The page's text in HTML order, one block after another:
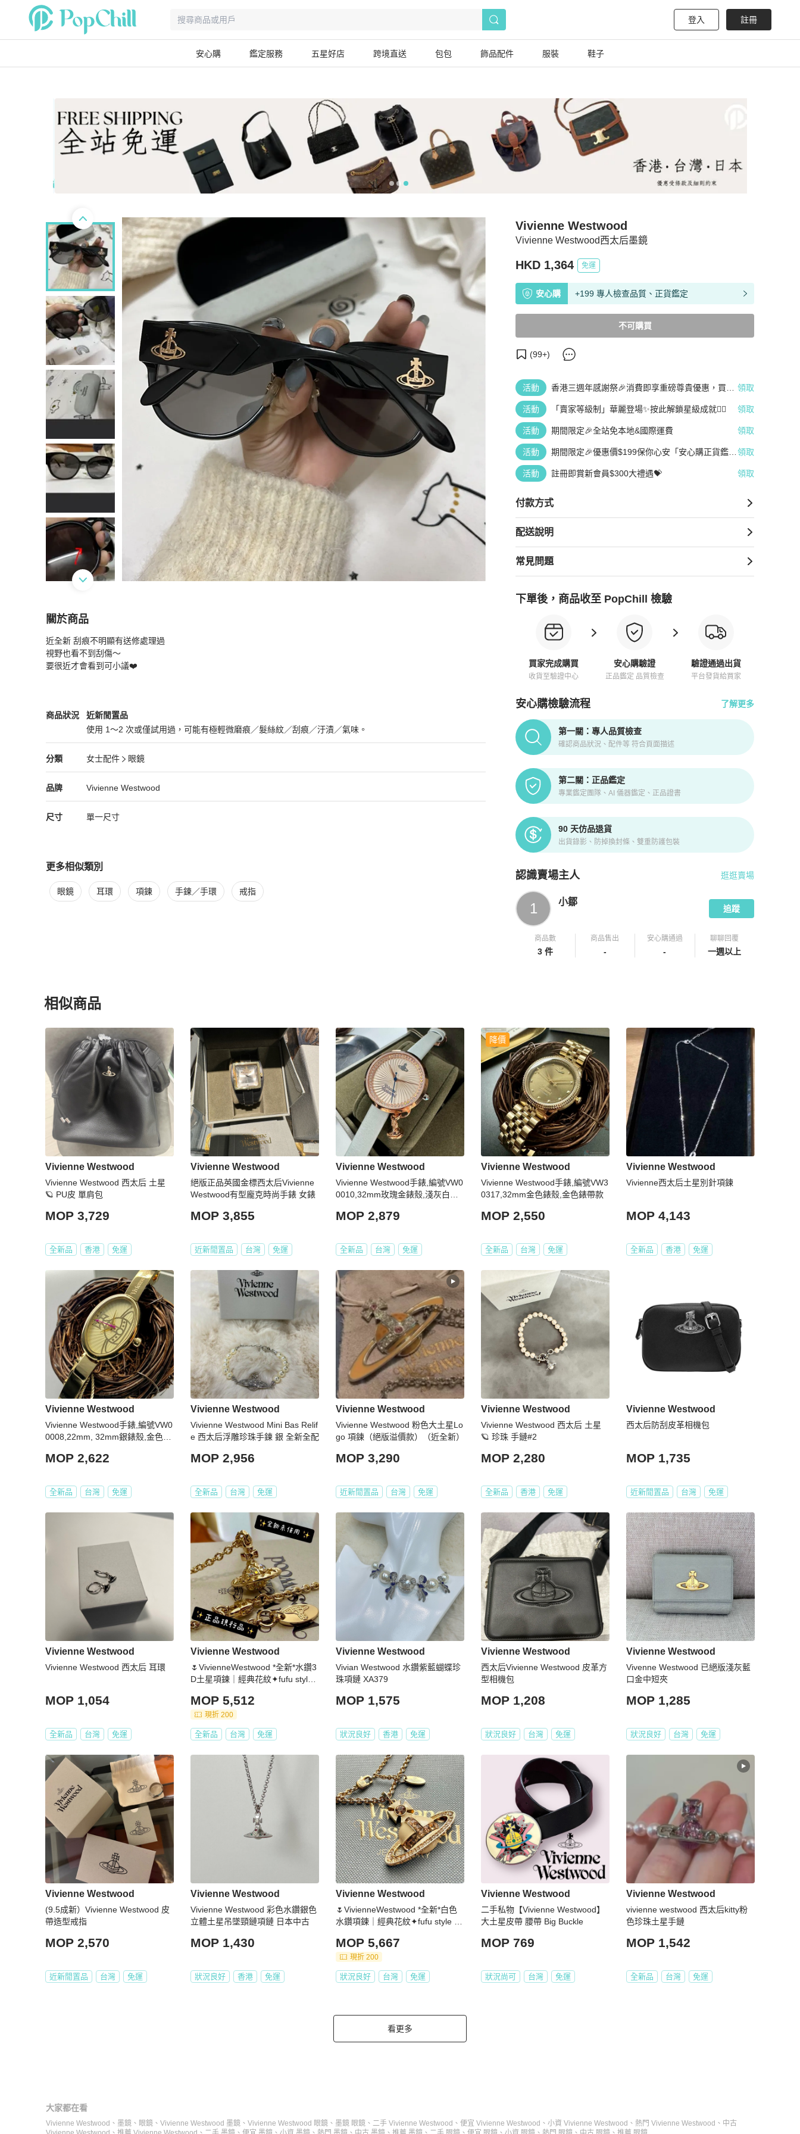
登入 註冊
安心購 鑑定服務 五星好店 跨境直送 包包 飾品配件 服裝 鞋子
Vivienne Westwood西太后墨鏡
Vivienne Westwood
HKD 1,364 免運
安心購 +199 專人檢查品質、正貨鑑定
不可購買
(99+)
活動
香港三週年感謝祭🎉消費即享重磅尊貴優惠，買越
領取
活動 「賣家等級制」華麗登場✨按此解鎖星級成就👆🏻 領取
活動 期間限定🎉全站免本地&國際運費 領取
活動
期間限定🎉優惠價$199保你心安「安心購正貨鑑
領取
活動 註冊即賞新會員$300大禮遇💝 領取
付款方式
配送說明
常見問題
下單後，商品收至 PopChill 檢驗
買家完成購買
收貨至驗證中心
安心購驗證
正品鑑定 品質檢查
驗證通過出貨
平台發貨給買家
安心購檢驗流程 了解更多
PopChill拍拍圈正品驗證、安心購檢驗流程介紹
第一關：專人品質檢查
確認商品狀況、配件等 符合頁面描述
第二關：正品鑑定
專業鑑定團隊、AI 儀器鑑定、正品證書
90 天仿品退貨
出貨錄影、防掉換封條、雙重防護包裝
認識賣場主人
PopChill 拍拍圈嚴選賣家
逛逛賣場
1 小鄒
追蹤
商品數
3 件
商品售出
-
安心購通過
-
聊聊回覆
一週以上
關於商品
關於Vivienne Westwood西太后墨鏡
近全新 刮痕不明顯有送修處理過
視野也看不到刮傷～
要很近才會看到可小議❤️
商品狀況
Vivienne Westwood女士配件
近新閒置品
使用 1～2 次或僅試用過，可能有極輕微磨痕／髮絲紋／刮痕／汙漬／氣味。
近新閒置品
分類
Vivienne Westwood女士配件
女士配件
眼鏡
女士配件/眼鏡推薦
品牌
Vivienne Westwood 精品女士配件
Vivienne Westwood
Vivienne Westwood 推薦清單
尺寸 單一尺寸
更多相似類別
更多Vivienne Westwood女士配件相似商品推薦
眼鏡 耳環 項鍊 手鍊／手環 戒指
相似商品
更多相似Vivienne Westwood女士配件推薦精品
Vivienne Westwood
Vivienne Westwood 西太后 土星
🪐 PU皮 單肩包
MOP 3,729
全新品 香港 免運
Vivienne Westwood
絕版正品英國金標西太后Vivienne
Westwood有型龐克時尚手錶 女錶
MOP 3,855
近新閒置品 台灣 免運
Vivienne Westwood
Vivienne Westwood手錶,編號VW0
0010,32mm玫瑰金錶殼,淺灰白錶
MOP 2,879
全新品 台灣 免運
降價
Vivienne Westwood
Vivienne Westwood手錶,編號VW3
0317,32mm金色錶殼,金色錶帶款
MOP 2,550
全新品 台灣 免運
Vivienne Westwood
Vivienne西太后土星別針項鍊
MOP 4,143
全新品 香港 免運
Vivienne Westwood
Vivienne Westwood手錶,編號VW0
0008,22mm, 32mm銀錶殼,金色錶
MOP 2,622
全新品 台灣 免運
Vivienne Westwood
Vivienne Westwood Mini Bas Relif
e 西太后浮雕珍珠手鍊 銀 全新全配
MOP 2,956
全新品 台灣 免運
Vivienne Westwood
Vivienne Westwood 粉色大土星Lo
go 項鍊（絕版溢價款）（近全新）
MOP 3,290
近新閒置品 台灣 免運
Vivienne Westwood
Vivienne Westwood 西太后 土星
🪐 珍珠 手鏈#2
MOP 2,280
全新品 香港 免運
Vivienne Westwood
西太后防刮皮革相機包
MOP 1,735
近新閒置品 台灣 免運
Vivienne Westwood
Vivienne Westwood 西太后 耳環
MOP 1,054
全新品 台灣 免運
Vivienne Westwood
🌷VivienneWestwood *全新*水鑽3
D土星項鍊｜經典花紋✦fufu style
MOP 5,512
現折 200
全新品 台灣 免運
Vivienne Westwood
Vivian Westwood 水鑽紫藍蝴蝶珍
珠項鏈 XA379
MOP 1,575
狀況良好 香港 免運
Vivienne Westwood
西太后Vivienne Westwood 皮革方
型相機包
MOP 1,208
狀況良好 台灣 免運
Vivienne Westwood
Vivenne Westwood 已絕版淺灰藍
口金中短夾
MOP 1,285
狀況良好 台灣 免運
Vivienne Westwood
(9.5成新）Vivienne Westwood 皮
帶造型戒指
MOP 2,570
近新閒置品 台灣 免運
Vivienne Westwood
Vivienne Westwood 彩色水鑽銀色
立體土星吊墜頸鏈項鏈 日本中古
MOP 1,430
狀況良好 香港 免運
Vivienne Westwood
🌷VivienneWestwood *全新*白色
水鑽項鍊｜經典花紋✦fufu style 精
MOP 5,667
現折 200
狀況良好 台灣 免運
Vivienne Westwood
二手私物【Vivienne Westwood】
大土星皮帶 腰帶 Big Buckle
MOP 769
狀況尚可 台灣 免運
Vivienne Westwood
vivienne westwood 西太后kitty粉
色珍珠土星手鏈
MOP 1,542
全新品 台灣 免運
看更多
大家都在看
Vivienne Westwood 、 墨鏡 、 眼鏡 、 Vivienne Westwood 墨鏡 、 Vivienne Westwood 眼鏡 、 墨鏡 眼鏡 、 二手 Vivienne Westwood 、 便宜 Vivienne Westwood 、 小資 Vivienne Westwood 、 熱門 Vivienne Westwood 、 中古